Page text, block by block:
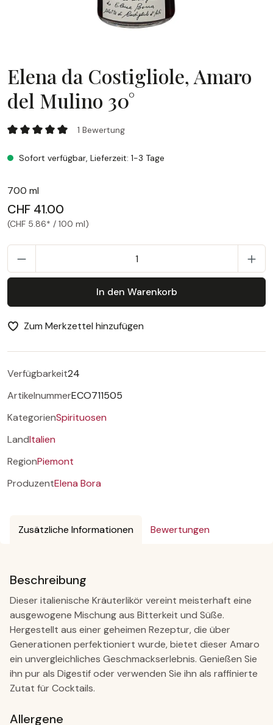
Elena da Costigliole, Amaro
del Mulino 30°
Elena da Costigliole, Amaro del Mulino 30°
1 Bewertung
Sofort verfügbar, Lieferzeit: 1-3 Tage
700 ml
CHF 41.00
(CHF 5.86* / 100 ml)
In den Warenkorb
Zum Merkzettel hinzufügen
Verfügbarkeit24
ArtikelnummerECO711505
KategorienSpirituosen
LandItalien
RegionPiemont
ProduzentElena Bora
Zusätzliche Informationen Bewertungen
Beschreibung
Dieser italienische Kräuterlikör vereint meisterhaft eine
ausgewogene Mischung aus Bitterkeit und Süße.
Hergestellt aus einer geheimen Rezeptur, die über
Generationen perfektioniert wurde, bietet dieser Amaro
ein unvergleichliches Geschmackserlebnis. Genießen Sie
ihn pur als Digestif oder verwenden Sie ihn als raffinierte
Zutat für Cocktails.
Allergene